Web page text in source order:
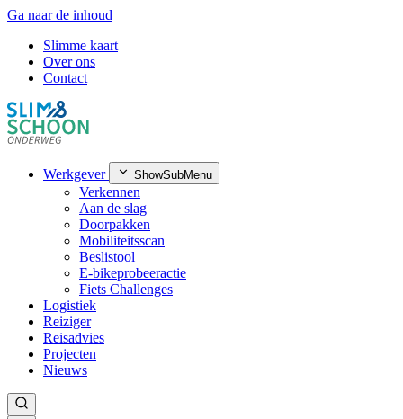
Ga naar de inhoud
Slimme kaart
Over ons
Contact
Werkgever ShowSubMenu
Verkennen
Aan de slag
Doorpakken
Mobiliteitsscan
Beslistool
E-bikeprobeeractie
Fiets Challenges
Logistiek
Reiziger
Reisadvies
Projecten
Nieuws